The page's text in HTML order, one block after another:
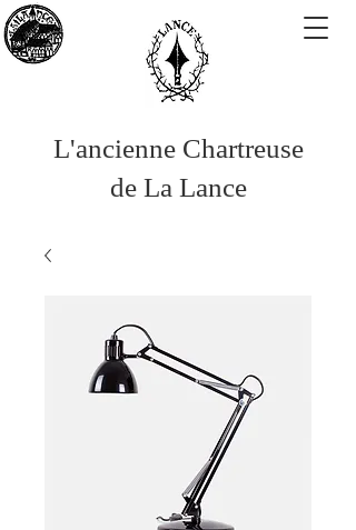
L'ancienne Chartreuse
de La Lance